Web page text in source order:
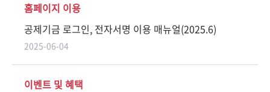
홈페이지 이용
공제기금 로그인, 전자서명 이용 매뉴얼(2025.6)
2025-06-04
이벤트 및 혜택